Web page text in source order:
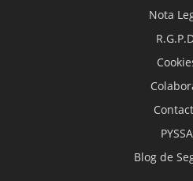
Nota
PYSSA
Blog de